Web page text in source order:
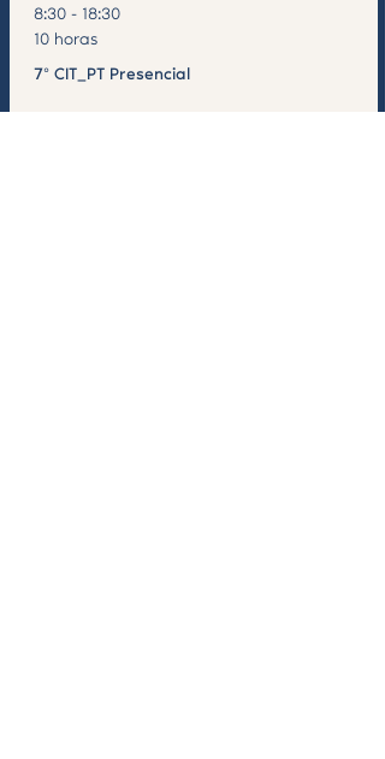
8:30 - 18:30
10 horas
7º CIT_PT Presencial